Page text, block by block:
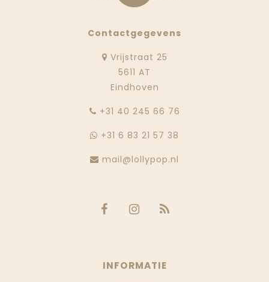
Contactgegevens
Vrijstraat 25
5611 AT
Eindhoven
‭+31 40 245 66 76
+31 6 83 21 57 38
mail@lollypop.nl
INFORMATIE